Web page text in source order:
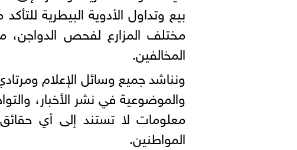
بيع وتداول الأدوية البيطرية
مختلف المزارع لفحص الدواجن، مع
المخالفين.
ونناشد جميع وسائل الإعلام
والموضوعية في نشر الأخبار،
معلومات لا تستند إلى أي
المواطنين.